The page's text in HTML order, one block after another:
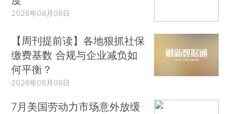
2026年08月08日
【周刊提前读】各地狠抓社保
缴费基数 合规与企业减负如
何平衡？
2026年08月08日
7月美国劳动力市场意外放缓